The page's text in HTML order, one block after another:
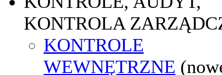
KONTROLA
KONTROLE
WEWNĘTRZNE